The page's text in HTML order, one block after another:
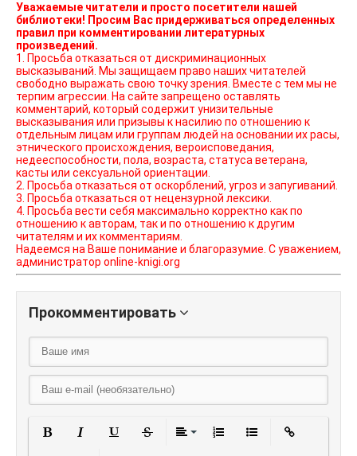
Уважаемые читатели и просто посетители нашей
библиотеки! Просим Вас придерживаться определенных
правил при комментировании литературных
произведений.
1. Просьба отказаться от дискриминационных
высказываний. Мы защищаем право наших читателей
свободно выражать свою точку зрения. Вместе с тем мы не
терпим агрессии. На сайте запрещено оставлять
комментарий, который содержит унизительные
высказывания или призывы к насилию по отношению к
отдельным лицам или группам людей на основании их расы,
этнического происхождения, вероисповедания,
недееспособности, пола, возраста, статуса ветерана,
касты или сексуальной ориентации.
2. Просьба отказаться от оскорблений, угроз и запугиваний.
3. Просьба отказаться от нецензурной лексики.
4. Просьба вести себя максимально корректно как по
отношению к авторам, так и по отношению к другим
читателям и их комментариям.
Надеемся на Ваше понимание и благоразумие. С уважением,
администратор online-knigi.org
Прокомментировать